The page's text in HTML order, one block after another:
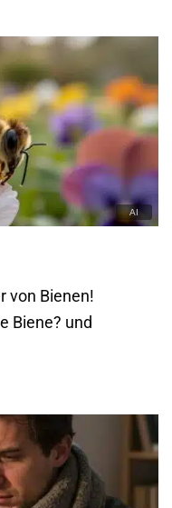
von Bienen!
Biene? und